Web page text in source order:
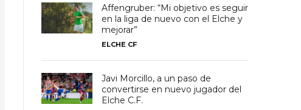
Affengruber: “Mi objetivo es seguir
en la liga de nuevo con el Elche y
mejorar”
ELCHE CF
Javi Morcillo, a un paso de
convertirse en nuevo jugador del
Elche C.F.